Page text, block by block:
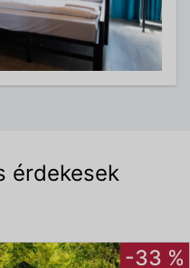
érdekesek
-33 %